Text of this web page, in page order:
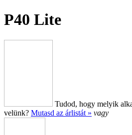
P40 Lite
Tudod, hogy melyik
velünk? Mutasd az árlistát » vagy